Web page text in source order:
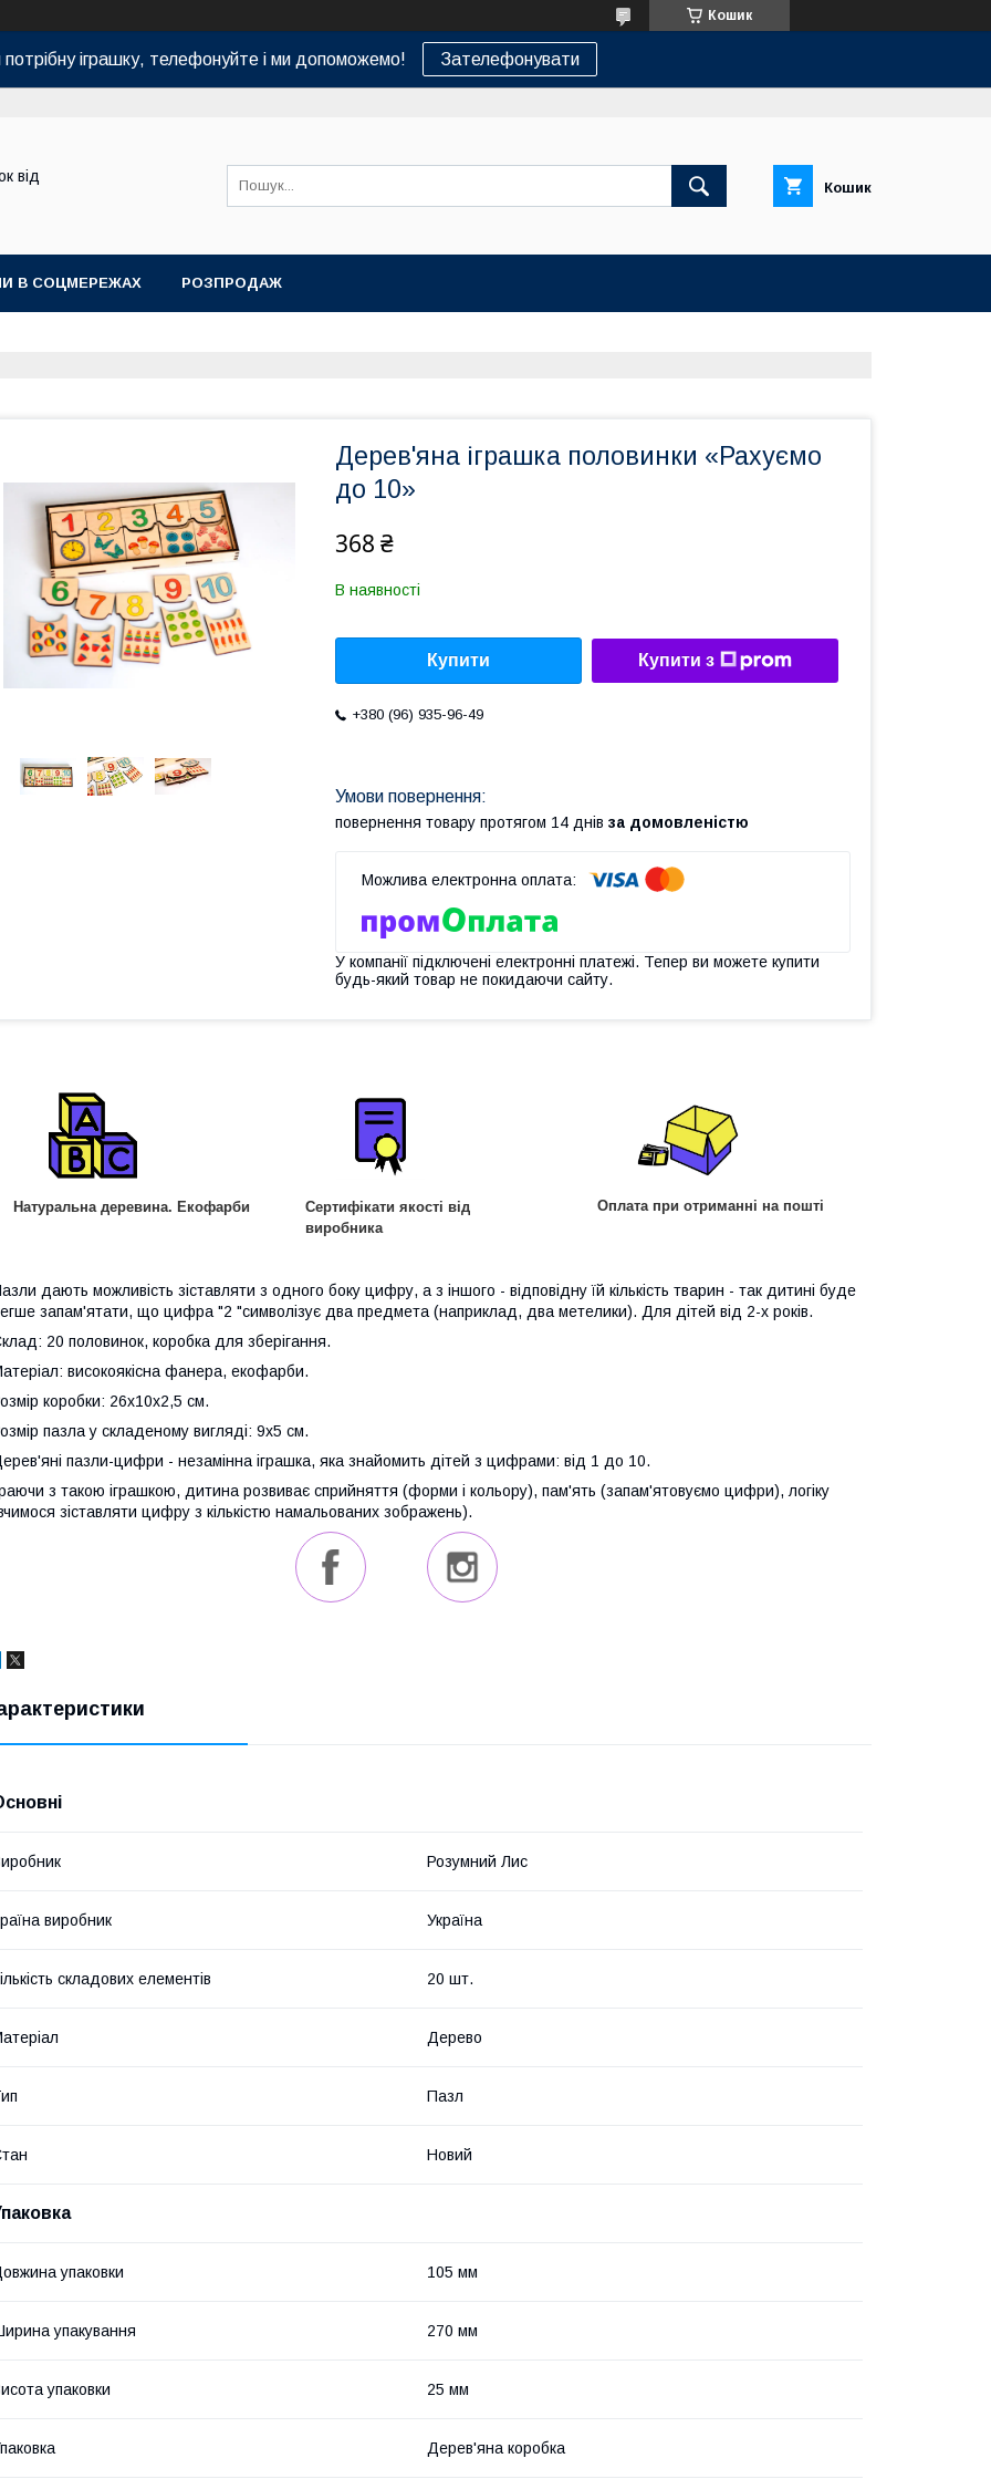
Кошик
потрібну іграшку, телефонуйте і ми допоможемо! Зателефонувати
від
Кошик
В СОЦМЕРЕЖАХ РОЗПРОДАЖ
Дерев'яна іграшка половинки «Рахуємо
до 10»
368 ₴
В наявності
Купити Купити з
+380 (96) 935-96-49
повернення товару протягом 14 днів за домовленістю
У компанії підключені електронні платежі. Тепер ви можете купити
будь-який товар не покидаючи сайту.
Натуральна деревина. Екофарби
Сертифікати якості від
виробника
Оплата при отриманні на пошті
дають можливість зіставляти з одного боку цифру, а з іншого - відповідну їй кількість тварин - так дитині буде
запам'ятати, що цифра "2 "символізує два предмета (наприклад, два метелики). Для дітей від 2-х років.
20 половинок, коробка для зберігання.
високоякісна фанера, екофарби.
коробки: 26х10х2,5 см.
пазла у складеному вигляді: 9х5 см.
пазли-цифри - незамінна іграшка, яка знайомить дітей з цифрами: від 1 до 10.
з такою іграшкою, дитина розвиває сприйняття (форми і кольору), пам'ять (запам'ятовуємо цифри), логіку
зіставляти цифру з кількістю намальованих зображень).
Розумний Лис
виробник Україна
складових елементів 20 шт.
Дерево
Пазл
Новий
упаковки 105 мм
упакування 270 мм
упаковки 25 мм
Дерев'яна коробка